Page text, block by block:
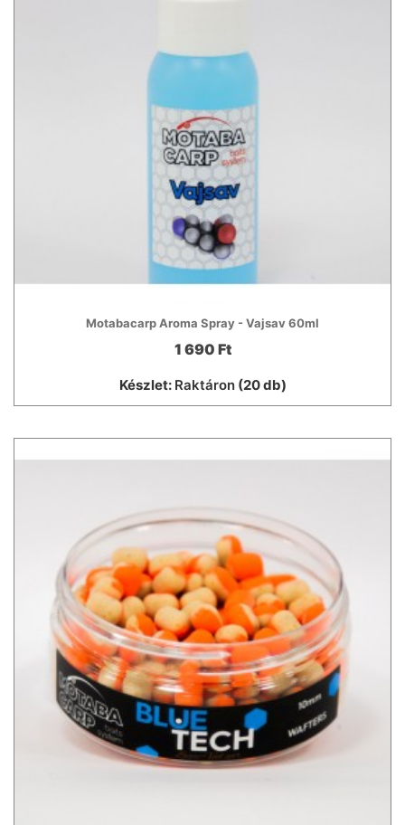
Motabacarp Aroma Spray - Vajsav 60ml
1 690 Ft
Készlet: Raktáron(20 db)